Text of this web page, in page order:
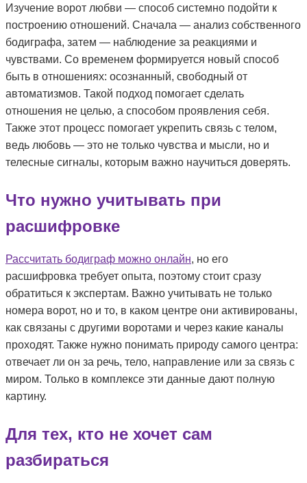
Изучение ворот любви — способ системно подойти к
построению отношений. Сначала — анализ собственного
бодиграфа, затем — наблюдение за реакциями и
чувствами. Со временем формируется новый способ
быть в отношениях: осознанный, свободный от
автоматизмов. Такой подход помогает сделать
отношения не целью, а способом проявления себя.
Также этот процесс помогает укрепить связь с телом,
ведь любовь — это не только чувства и мысли, но и
телесные сигналы, которым важно научиться доверять.
Что нужно учитывать при
расшифровке
Рассчитать бодиграф можно онлайн, но его
расшифровка требует опыта, поэтому стоит сразу
обратиться к экспертам. Важно учитывать не только
номера ворот, но и то, в каком центре они активированы,
как связаны с другими воротами и через какие каналы
проходят. Также нужно понимать природу самого центра:
отвечает ли он за речь, тело, направление или за связь с
миром. Только в комплексе эти данные дают полную
картину.
Для тех, кто не хочет сам
разбираться